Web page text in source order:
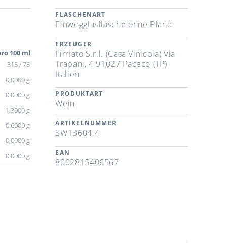
100 ml
315 / 75
0.0000 g
0.0000 g
1.3000 g
0.6000 g
0.0000 g
0.0000 g
FLASCHENART
Einwegglasflasche ohne Pfand
ERZEUGER
Firriato S.r.l. (Casa Vinicola) Via
Trapani, 4 91027 Paceco (TP)
Italien
PRODUKTART
Wein
ARTIKELNUMMER
SW13604.4
EAN
8002815406567